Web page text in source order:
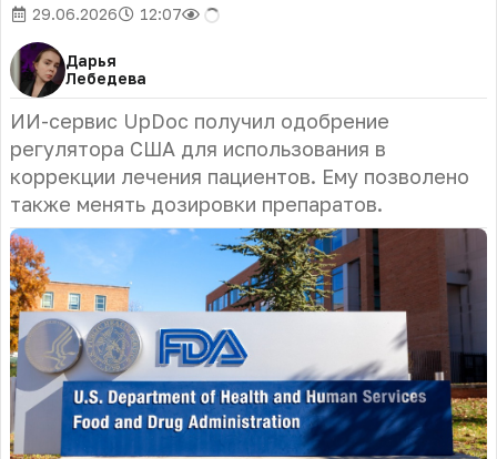
29.06.2026 12:07
Дарья
Лебедева
ИИ-сервис UpDoc получил одобрение
регулятора США для использования в
коррекции лечения пациентов. Ему позволено
также менять дозировки препаратов.